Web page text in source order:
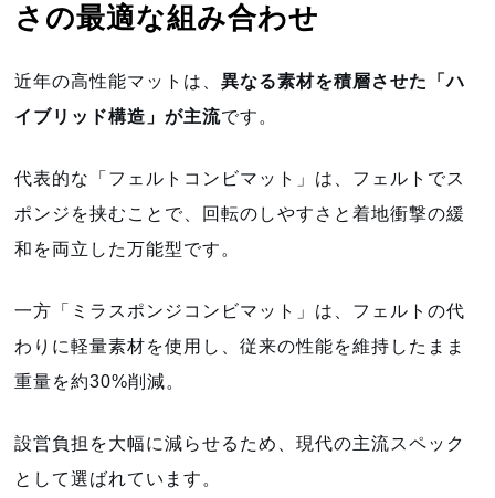
さの最適な組み合わせ
近年の高性能マットは、異なる素材を積層させた「ハ
イブリッド構造」が主流です。
代表的な「フェルトコンビマット」は、フェルトでス
ポンジを挟むことで、回転のしやすさと着地衝撃の緩
和を両立した万能型です。
一方「ミラスポンジコンビマット」は、フェルトの代
わりに軽量素材を使用し、従来の性能を維持したまま
重量を約30%削減。
設営負担を大幅に減らせるため、現代の主流スペック
として選ばれています。